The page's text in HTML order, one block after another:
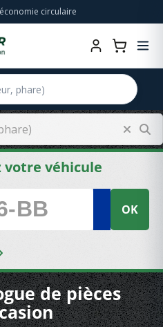
circulaire
votre véhicule
OK
de pièces